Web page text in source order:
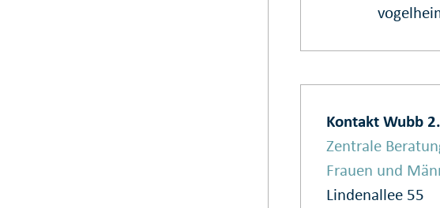
Kontakt Wubb
Zentrale
Frauen und
Lindenallee 55